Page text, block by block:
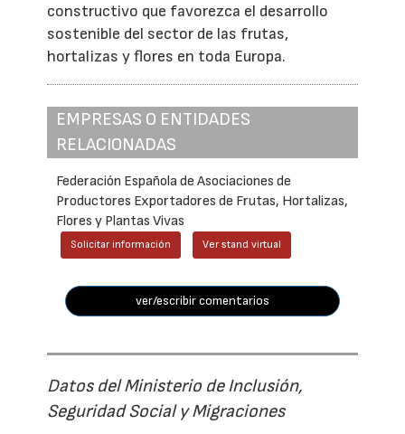
constructivo que favorezca el desarrollo
sostenible del sector de las frutas,
hortalizas y flores en toda Europa.
EMPRESAS O ENTIDADES
RELACIONADAS
Federación Española de Asociaciones de
Productores Exportadores de Frutas, Hortalizas,
Flores y Plantas Vivas
Solicitar información Ver stand virtual
ver/escribir comentarios
Datos del Ministerio de Inclusión,
Seguridad Social y Migraciones